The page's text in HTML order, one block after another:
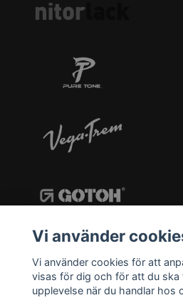
Vi använder
Vi använder cookies för att
visas för dig och för att du ska
upplevelse när du handlar hos